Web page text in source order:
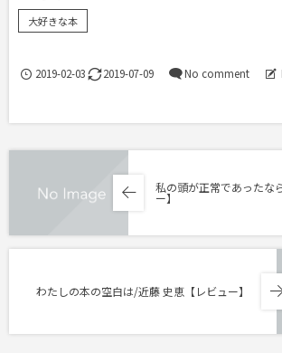
大好きな本
2019-02-03 2019-07-09 No comment
私の頭が正常であったな
ー】
わたしの本の空白は/近藤 史恵【レビュー】